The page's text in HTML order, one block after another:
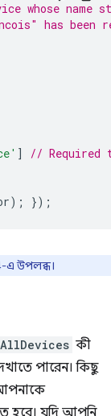
whose
has been
]
// Required
); });
এ উপলব্ধ।
কী
পারেন। কিছু
হবে। যদি আপনি